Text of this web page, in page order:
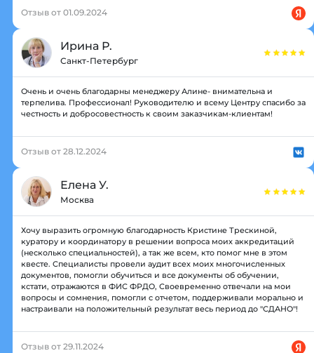
Отзыв от 01.09.2024
Ирина Р.
Санкт-Петербург
Очень и очень благодарны менеджеру Алине- внимательна и
терпелива. Профессионал! Руководителю и всему Центру спасибо за
честность и добросовестность к своим заказчикам-клиентам!
Отзыв от 28.12.2024
Елена У.
Москва
Хочу выразить огромную благодарность Кристине Трескиной,
куратору и координатору в решении вопроса моих аккредитаций
(несколько специальностей), а так же всем, кто помог мне в этом
квесте. Специалисты провели аудит всех моих многочисленных
документов, помогли обучиться и все документы об обучении,
кстати, отражаются в ФИС ФРДО, Своевременно отвечали на мои
вопросы и сомнения, помогли с отчетом, поддерживали морально и
настраивали на положительный результат весь период до "СДАНО"!
Отзыв от 29.11.2024